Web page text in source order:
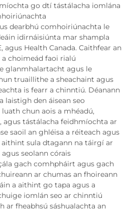
go dtí tástálacha iomlána
dearbhú comhoiriúnachta le
idirnáisiúnta mar shampla
agus Health Canada. Caithfear an
choimeád faoi rialú
glanmhalartacht agus le
truaillithe a sheachaint agus
is fearr a chinntiú. Déanann
laistigh den áisean seo
chun aois a mhéadú,
agus tástálacha feidhmíochta ar
saoil an ghléisa a réiteach agus
sula dtagann na táirgí ar
seolann córais
gach comhpháirt agus gach
ar chumas an fhoireann
a aithint go tapa agus a
iomlán seo ar chinntiú
ar fheabhsú sáshualachta an